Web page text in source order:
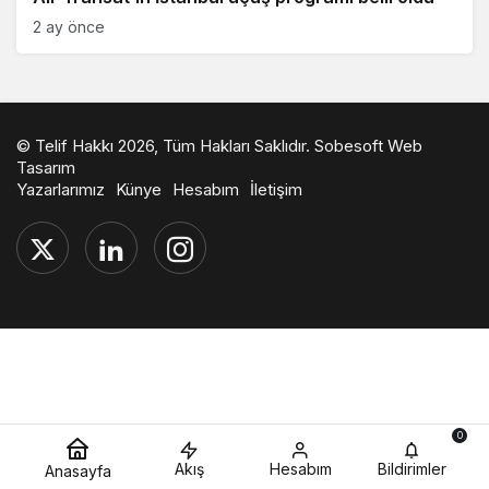
2 ay önce
© Telif Hakkı 2026, Tüm Hakları Saklıdır. Sobesoft Web
Tasarım
Yazarlarımız
Künye Hesabım İletişim
Anasayfa Akış Hesabım Bildirimler
0